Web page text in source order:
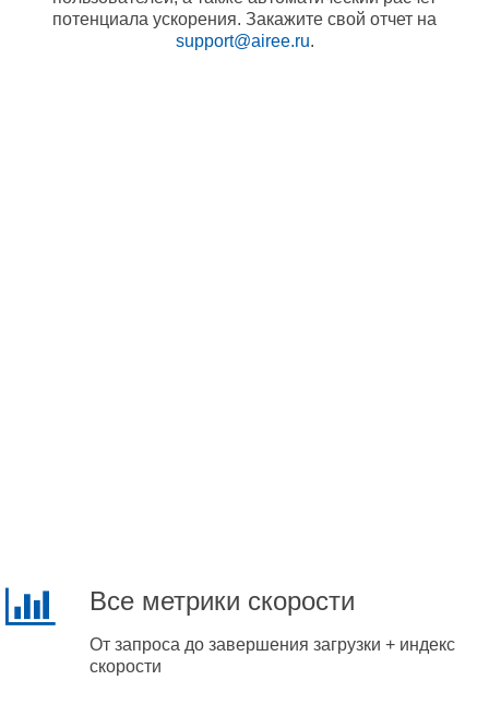
потенциала ускорения. Закажите свой отчет на
support@airee.ru.
Все метрики скорости
От запроса до завершения загрузки + индекс
скорости